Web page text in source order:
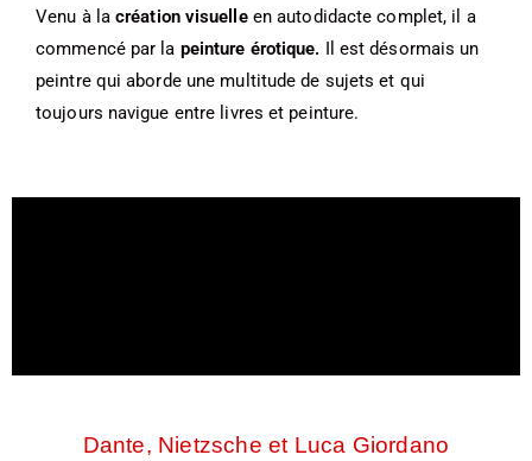
Venu à la création visuelleen autodidacte complet, il a
commencé par la peinture érotique. Il est désormais un
peintre qui aborde une multitude de sujets et qui
toujours navigue entre livres et peinture.
Dante, Nietzsche et Luca Giordano